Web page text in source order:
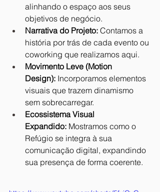
alinhando o espaço aos seus
objetivos de negócio.
Narrativa do Projeto: Contamos a
história por trás de cada evento ou
coworking que realizamos aqui.
Movimento Leve (Motion
Design): Incorporamos elementos
visuais que trazem dinamismo
sem sobrecarregar.
Ecossistema Visual
Expandido: Mostramos como o
Refúgio se integra à sua
comunicação digital, expandindo
sua presença de forma coerente.